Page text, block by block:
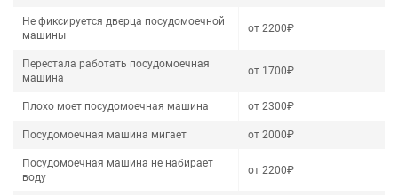
Не фиксируется дверца посудомоечной
машины
от 2200₽
Перестала работать посудомоечная
машина
от 1700₽
Плохо моет посудомоечная машина от 2300₽
Посудомоечная машина мигает от 2000₽
Посудомоечная машина не набирает
воду
от 2200₽